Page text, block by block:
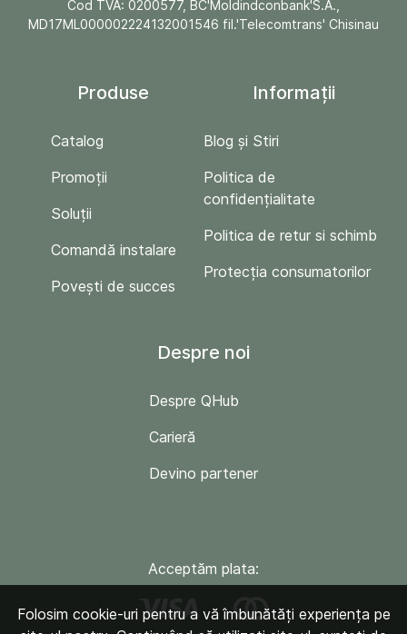
Cod TVA: 0200577, BC'Moldindconbank'S.A.,
MD17ML000002224132001546 fil.'Telecomtrans' Chisinau
Produse
Catalog
Promoții
Soluții
Comandă instalare
Povești de succes
Informații
Blog și Stiri
Politica de
confidențialitate
Politica de retur si schimb
Protecția consumatorilor
Despre noi
Despre QHub
Carieră
Devino partener
Acceptăm plata:
Folosim cookie-uri pentru a vă îmbunătăți experiența pe